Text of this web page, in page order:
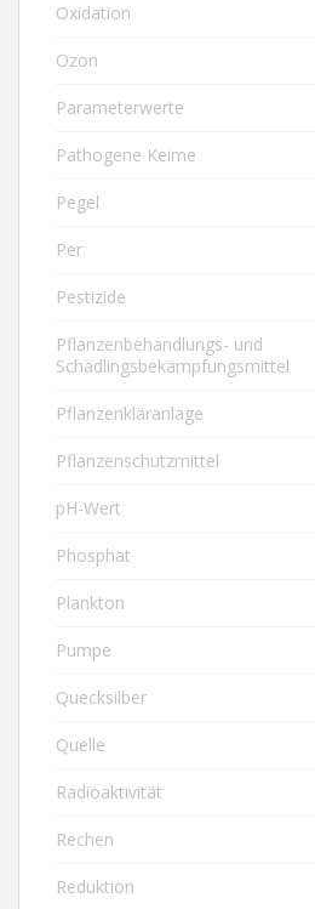
Oxidation
Ozon
Parameterwerte
Pathogene Keime
Pegel
Per
Pestizide
Pflanzenbehandlungs- und
Schädlingsbekämpfungsmittel
Pflanzenkläranlage
Pflanzenschutzmittel
pH-Wert
Phosphat
Plankton
Pumpe
Quecksilber
Quelle
Radioaktivität
Rechen
Reduktion